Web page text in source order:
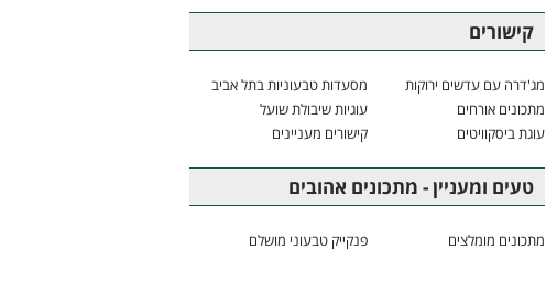
קישורים
מג'דרה עם עדשים ירוקות
מסעדות טבעוניות בתל אביב
מתכונים אורחים
עוגיות שיבולת שועל
עוגת ביסקוויטים
קישורים מעניינים
טעים ומעניין - מתכונים אהובים
מתכונים מומלצים פנקייק טבעוני מושלם